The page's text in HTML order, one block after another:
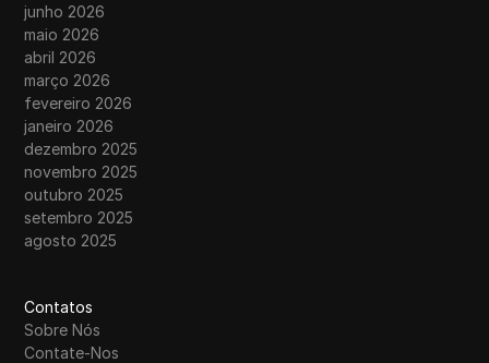
junho 2026
maio 2026
abril 2026
março 2026
fevereiro 2026
janeiro 2026
dezembro 2025
novembro 2025
outubro 2025
setembro 2025
agosto 2025
Contatos
Sobre Nós
Contate-Nos